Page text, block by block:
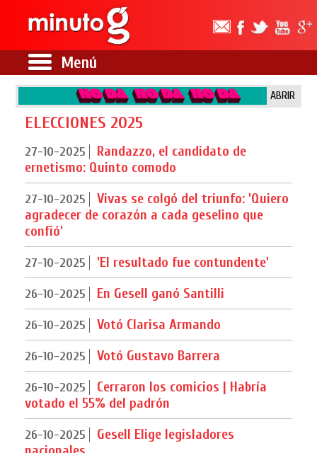
Menú
ABRIR
ELECCIONES 2025
27-10-2025
Randazzo, el candidato de
ernetismo: Quinto comodo
27-10-2025
Vivas se colgó del triunfo: 'Quiero
agradecer de corazón a cada geselino que
confió'
27-10-2025 'El resultado fue contundente'
26-10-2025 En Gesell ganó Santilli
26-10-2025 Votó Clarisa Armando
26-10-2025 Votó Gustavo Barrera
26-10-2025
Cerraron los comicios | Habría
votado el 55% del padrón
26-10-2025
Gesell Elige legisladores